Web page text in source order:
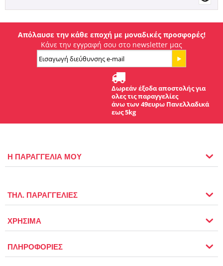
Απόλαυσε την κάθε εποχή με μοναδικές προσφορές!
Κάνε την εγγραφή σου στο newsletter μας
Δωρεάν έξοδα αποστολής για
ολες τις παραγγελίες
άνω των 49ευρω Πανελλαδικά
εως 5kg
Η ΠΑΡΑΓΓΕΛΙΑ ΜΟΥ
ΤΗΛ. ΠΑΡΑΓΓΕΛΙΕΣ
ΧΡΗΣΙΜΑ
ΠΛΗΡΟΦΟΡΙΕΣ